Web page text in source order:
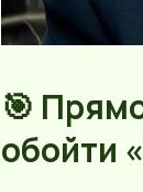
🎯
обойти